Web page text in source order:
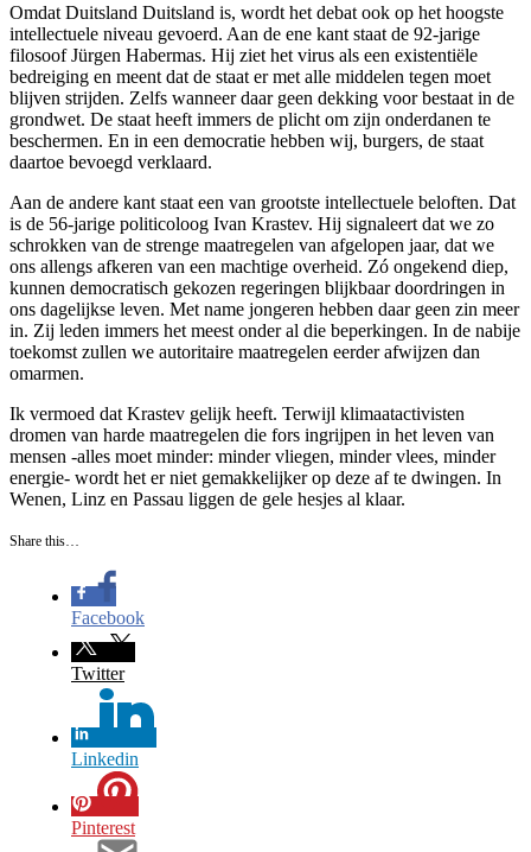
Omdat Duitsland Duitsland is, wordt het debat ook op het hoogste
intellectuele niveau gevoerd. Aan de ene kant staat de 92-jarige
filosoof Jürgen Habermas. Hij ziet het virus als een existentiële
bedreiging en meent dat de staat er met alle middelen tegen moet
blijven strijden. Zelfs wanneer daar geen dekking voor bestaat in de
grondwet. De staat heeft immers de plicht om zijn onderdanen te
beschermen. En in een democratie hebben wij, burgers, de staat
daartoe bevoegd verklaard.
Aan de andere kant staat een van grootste intellectuele beloften. Dat
is de 56-jarige politicoloog Ivan Krastev. Hij signaleert dat we zo
schrokken van de strenge maatregelen van afgelopen jaar, dat we
ons allengs afkeren van een machtige overheid. Zó ongekend diep,
kunnen democratisch gekozen regeringen blijkbaar doordringen in
ons dagelijkse leven. Met name jongeren hebben daar geen zin meer
in. Zij leden immers het meest onder al die beperkingen. In de nabije
toekomst zullen we autoritaire maatregelen eerder afwijzen dan
omarmen.
Ik vermoed dat Krastev gelijk heeft. Terwijl klimaatactivisten
dromen van harde maatregelen die fors ingrijpen in het leven van
mensen -alles moet minder: minder vliegen, minder vlees, minder
energie- wordt het er niet gemakkelijker op deze af te dwingen. In
Wenen, Linz en Passau liggen de gele hesjes al klaar.
Share this…
Facebook
Twitter
Linkedin
Pinterest